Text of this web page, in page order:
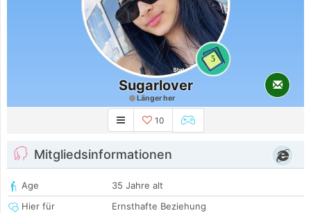
5
Sugarlover
Länger her
10
Mitgliedsinformationen
Age
35 Jahre alt
Hier für
Ernsthafte Beziehung